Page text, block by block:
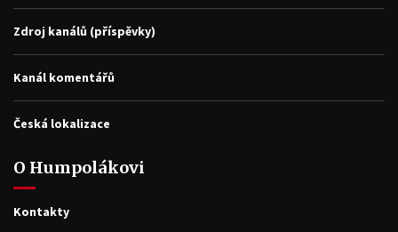
Zdroj kanálů (příspěvky)
Kanál komentářů
Česká lokalizace
O Humpolákovi
Kontakty